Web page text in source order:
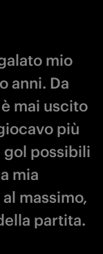
mio
anni. Da
mai uscito
più
gol possibili
mia
massimo,
partita.